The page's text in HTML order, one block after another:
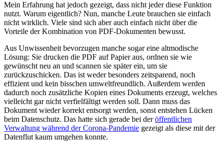
Mein Erfahrung hat jedoch gezeigt, dass nicht jeder diese Funktion
nutzt. Warum eigentlich? Nun, manche Leute brauchen sie einfach
nicht wirklich. Viele sind sich aber auch einfach nicht über die
Vorteile der Kombination von PDF-Dokumenten bewusst.
Aus Unwissenheit bevorzugen manche sogar eine altmodische
Lösung: Sie drucken die PDF auf Papier aus, ordnen sie wie
gewünscht neu an und scannen sie später ein, um sie
zurückzuschicken. Das ist weder besonders zeitsparend, noch
effizient und kein bisschen umweltfreundlich. Außerdem werden
dadurch noch zusätzliche Kopien eines Dokuments erzeugt, welches
vielleicht gar nicht verfielfältigt werden soll. Dann muss das
Dokument wieder korrekt entsorgt werden, sonst entstehen Lücken
beim Datenschutz. Das hatte sich gerade bei deröffentlichen
Verwaltung während der Corona-Pandemie gezeigt als diese mit der
Datenflut kaum umgehen konnte.